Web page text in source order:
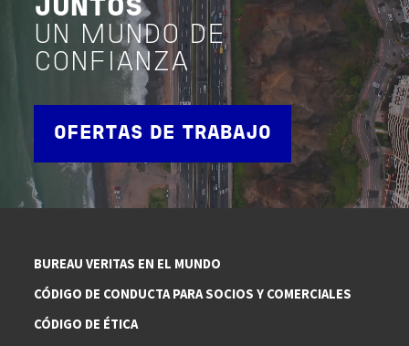
JUNTOS
UN MUNDO DE
CONFIANZA
OFERTAS DE TRABAJO
BUREAU VERITAS EN EL MUNDO
CÓDIGO DE CONDUCTA PARA SOCIOS Y COMERCIALES
CÓDIGO DE ÉTICA